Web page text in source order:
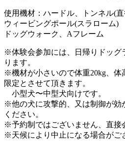
使用機材：ハードル、トンネル(直
ウィービングポール(スラローム)
ドッグウォーク、Aフレーム
※体験会参加には、日帰りドッグ
ります。
※機材が小さいので体重20kg、体
限定とさせて頂きます。
小型犬〜中型犬向けです。
※他の犬に攻撃的、又は制御が効
ください。
※予約制ではございません、直接
※天候により中止になる場合がご